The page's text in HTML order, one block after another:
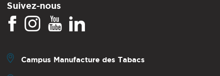
Suivez-nous
Campus Manufacture des Tabacs